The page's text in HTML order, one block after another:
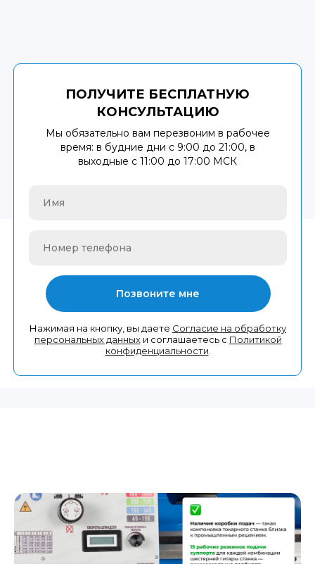
ПОЛУЧИТЕ БЕСПЛАТНУЮ
КОНСУЛЬТАЦИЮ
Имя
Номер телефона
Позвоните мне
Нажимая на кнопку, вы даете Согласие на обработку
персональных данныхи соглашаетесь с Политикой
конфиденциальности
Мы обязательно вам перезвоним в рабочее
время: в будние дни с 9:00 до 21:00, в
выходные с 11:00 до 17:00 МСК